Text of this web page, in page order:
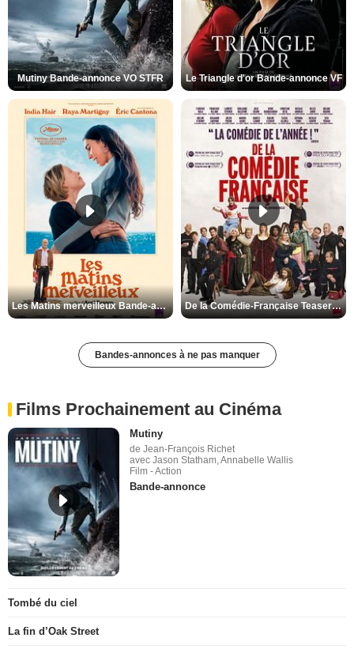
Mutiny Bande-annonce VO STFR Le Triangle d'or Bande-annonce VF
Les Matins merveilleux Bande-annonce VF De la Comédie-Française Teaser VF
Bandes-annonces à ne pas manquer
Films Prochainement au Cinéma
Mutiny
de Jean-François Richet
avec Jason Statham, Annabelle Wallis
Film - Action
Bande-annonce
Tombé du ciel
La fin d’Oak Street